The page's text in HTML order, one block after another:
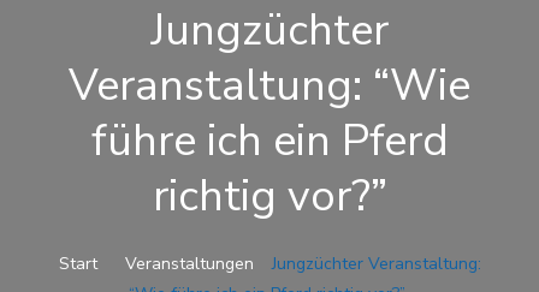
Jungzüchter
Veranstaltung: “Wie
führe ich ein Pferd
richtig vor?”
Start Veranstaltungen
Jungzüchter Veranstaltung: